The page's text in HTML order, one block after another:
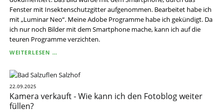
Fenster mit Insektenschutzgitter aufgenommen. Bearbeitet habe ich
mit „Luminar Neo“. Meine Adobe Programme habe ich gekündigt. Da
ich nur noch Bilder mit dem Smartphone mache, kann ich auf die
teuren Programme verzichten.
WEITERLESEN …BILDBEARBEITUNG
22.09.2025
Kamera verkauft - Wie kann ich den Fotoblog weiter
füllen?